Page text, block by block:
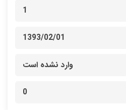
1
1393/02/01
وارد نشده است
0